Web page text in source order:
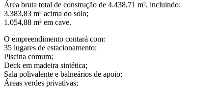
Área bruta total de construção de 4.438,71 m², incluindo:
3.383,83 m² acima do solo;
1.054,88 m² em cave.
O empreendimento contará com:
35 lugares de estacionamento;
Piscina comum;
Deck em madeira sintética;
Sala polivalente e balneários de apoio;
Áreas verdes privativas;